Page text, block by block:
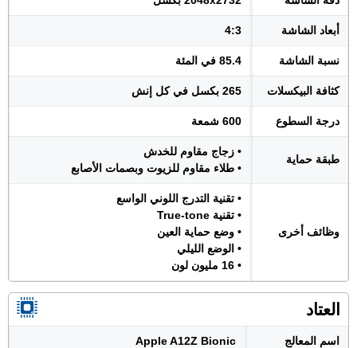
أبعاد الشاشة 4:3
نسبة الشاشة 85.4 في المئة
كثافة البيكسلات 265 بكسل في كل إنش
درجة السطوع 600 شمعة
طبقة حماية
• زجاج مقاوم للخدش
• طلاء مقاوم للزيوت وبصمات الأصابع
وظائف أخرى
• تقنية التدرج اللوني الواسع
• تقنية True-tone
• وضع حماية العين
• الوضع الليلي
• 16 مليون لون
العتاد
اسم المعالج Apple A12Z Bionic